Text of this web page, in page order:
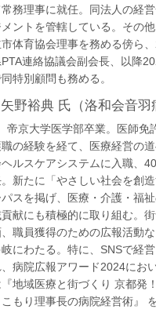
常務理事に就任。同法人の経
メントを管轄している。その
市体育協会理事を務める傍ら
PTA連絡協議会副会長、以降
特別顧問も務める。
裕典 氏（洛和会音羽
大学医学部卒業。医師免許
の経験を経て、医療経営の
ルスケアシステムに入職、
新たに「やさしい社会を創
パスを掲げ、医療・介護・福
献にも積極的に取り組む。
職員獲得のための広報活動
岐にわたる。特に、SNSで経
病院広報アワード2024にお
『地域医療と街づくり 京都発
こもり理事長の病院経営術』